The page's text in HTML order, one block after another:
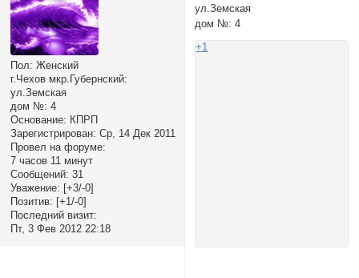
Пол: Женский
г.Чехов мкр.Губернский:
ул.Земская
дом №: 4
Основание: КПРП
Зарегистрирован: Ср, 14 Дек 2011
Провел на форуме:
7 часов 11 минут
Сообщений: 31
Уважение: [+3/-0]
Позитив: [+1/-0]
Последний визит:
Пт, 3 Фев 2012 22:18
ул.Земская
дом №: 4
+1